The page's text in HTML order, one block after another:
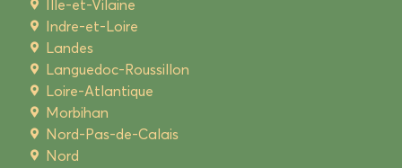
Ille-et-Vilaine
Indre-et-Loire
Landes
Languedoc-Roussillon
Loire-Atlantique
Morbihan
Nord-Pas-de-Calais
Nord